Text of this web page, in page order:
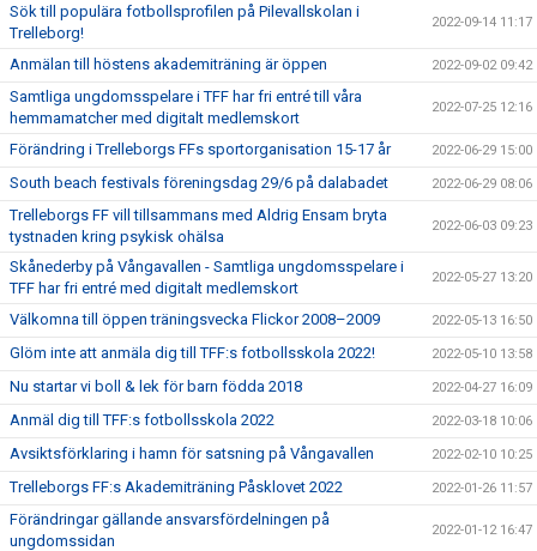
Sök till populära fotbollsprofilen på Pilevallskolan i
Trelleborg!
2022-09-14 11:17
Anmälan till höstens akademiträning är öppen 2022-09-02 09:42
Samtliga ungdomsspelare i TFF har fri entré till våra
hemmamatcher med digitalt medlemskort
2022-07-25 12:16
Förändring i Trelleborgs FFs sportorganisation 15-17 år 2022-06-29 15:00
South beach festivals föreningsdag 29/6 på dalabadet 2022-06-29 08:06
Trelleborgs FF vill tillsammans med Aldrig Ensam bryta
tystnaden kring psykisk ohälsa
2022-06-03 09:23
Skånederby på Vångavallen - Samtliga ungdomsspelare i
TFF har fri entré med digitalt medlemskort
2022-05-27 13:20
Välkomna till öppen träningsvecka Flickor 2008–2009 2022-05-13 16:50
Glöm inte att anmäla dig till TFF:s fotbollsskola 2022! 2022-05-10 13:58
Nu startar vi boll & lek för barn födda 2018 2022-04-27 16:09
Anmäl dig till TFF:s fotbollsskola 2022 2022-03-18 10:06
Avsiktsförklaring i hamn för satsning på Vångavallen 2022-02-10 10:25
Trelleborgs FF:s Akademiträning Påsklovet 2022 2022-01-26 11:57
Förändringar gällande ansvarsfördelningen på
ungdomssidan
2022-01-12 16:47